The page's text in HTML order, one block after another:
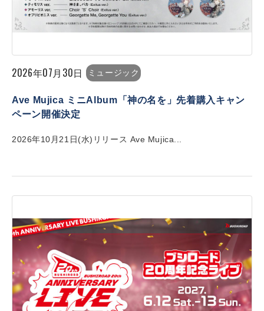
2026年07月30日 ミュージック
Ave Mujica ミニAlbum「神の名を」先着購入キャン
ペーン開催決定
2026年10月21日(水)リリース Ave Mujica...